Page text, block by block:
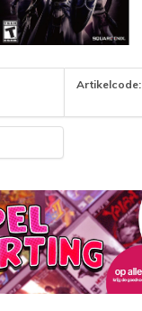
Artikelcode: